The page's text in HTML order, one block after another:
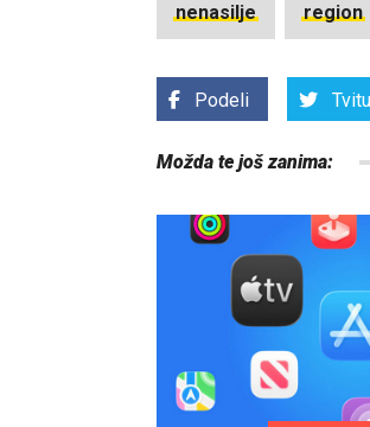
nenasilje region
Podeli
Možda te još zanima: